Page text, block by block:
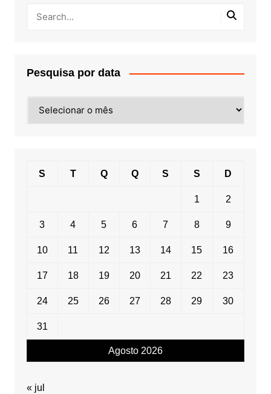
Pesquisa por data
por
Agosto 2026
S T Q Q S S D
1 2
3 4 5 6 7 8 9
10 11 12 13 14 15 16
17 18 19 20 21 22 23
24 25 26 27 28 29 30
31
« jul